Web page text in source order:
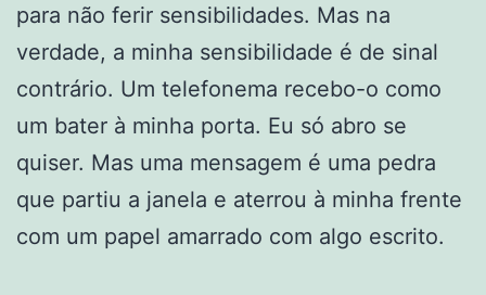
para não ferir sensibilidades. Mas na
verdade, a minha sensibilidade é de sinal
contrário. Um telefonema recebo-o como
um bater à minha porta. Eu só abro se
quiser. Mas uma mensagem é uma pedra
que partiu a janela e aterrou à minha frente
com um papel amarrado com algo escrito.